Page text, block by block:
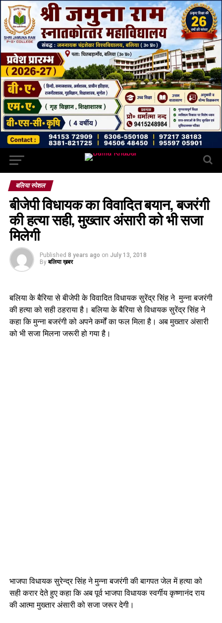
बलिया स्पेशल
बीजेपी विधायक का विवादित बयान, बजरंगी
की हत्या सही, मुख्तार अंसारी को भी सजा
मिलेगी
Published 8 years ago on July 13, 2018
By बलिया ख़बर
बलिया के बैरिया से बीजेपी के विवादित विधायक सुरेंद्र सिंह ने मुन्ना बजरंगी
की हत्या को सही ठहराया है। बलिया के बैरिया से विधायक सुरेंद्र सिंह ने
कहा कि मुन्ना बजरंगी को अपने कर्मों का फल मिला है। अब मुख्तार अंसारी
को भी सजा मिलना जरूरी हो गया है।
भाजपा विधायक सुरेन्द्र सिंह ने मुन्ना बजरंगी की बागपत जेल में हत्या को
सही करार देते हुए कहा कि अब पूर्व भाजपा विधायक स्वर्गीय कृष्णानंद राय
की आत्मा मुख्तार अंसारी को सजा जरूर देगी।